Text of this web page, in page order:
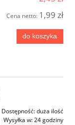
Cena netto: 1,99 zł
do koszyka
Dostępność:duża ilość
Wysyłka w:24 godziny